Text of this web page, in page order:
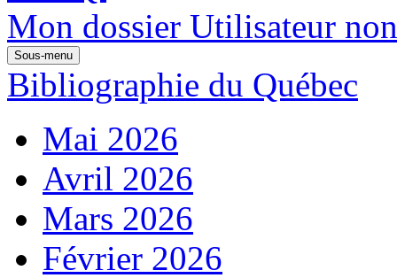
Mon dossier Utilisateur
Sous-menu
Bibliographie du Québec
Mai 2026
Avril 2026
Mars 2026
Février 2026